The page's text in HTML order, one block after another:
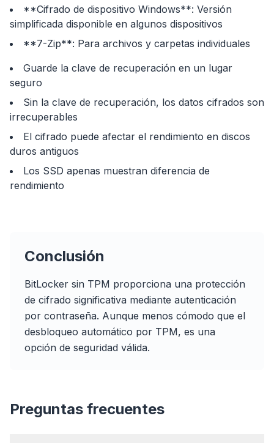
**Cifrado de dispositivo Windows**: Versión
simplificada disponible en algunos dispositivos
**7-Zip**: Para archivos y carpetas individuales
Guarde la clave de recuperación en un lugar
seguro
Sin la clave de recuperación, los datos cifrados son
irrecuperables
El cifrado puede afectar el rendimiento en discos
duros antiguos
Los SSD apenas muestran diferencia de
rendimiento
Conclusión
BitLocker sin TPM proporciona una protección
de cifrado significativa mediante autenticación
por contraseña. Aunque menos cómodo que el
desbloqueo automático por TPM, es una
opción de seguridad válida.
Preguntas frecuentes
flyoobe
Publicidad
BrowserOptimizer
Detiene overlays de IA, banners y rastreadores
Para cualquier navegador
Chrome, Edge, Firefox, Brave, Opera — instala
una vez, optimiza todos.